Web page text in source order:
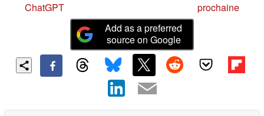
ChatGPT
prochaine
Add as a preferred
source on Google